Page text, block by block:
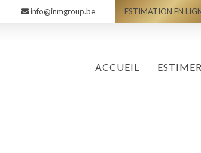
info@inmgroup.be ESTIMATION EN
ACCUEIL ESTIMER